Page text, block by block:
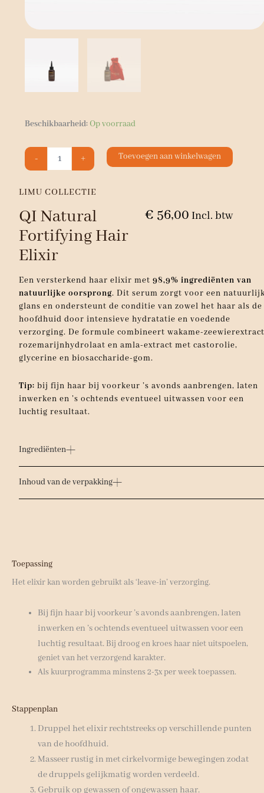
Beschikbaarheid: Op voorraad
-
QI
Fortifying
Hair
Elixir
+ Toevoegen aan winkelwagen
LIMU COLLECTIE
QI Natural
Fortifying Hair
Elixir
€ 56,00 Incl. btw
Een versterkend haar elixir met98,9% ingrediënten van
natuurlijke oorsprong. Dit serum zorgt voor een
glans en ondersteunt de conditie van zowel het haar als de
hoofdhuid door intensieve hydratatie en voedende
verzorging. De formule combineert wakame-
rozemarijnhydrolaat en amla-extract met castorolie,
glycerine en biosaccharide-gom.
Tip: bij fijn haar bij voorkeur ’s avonds aanbrengen, laten
inwerken en ’s ochtends eventueel uitwassen voor een
luchtig resultaat.
Ingrediënten
Inhoud van de verpakking
Toepassing
Het elixir kan worden gebruikt als ‘leave-in’ verzorging.
Bij fijn haar bij voorkeur ’s avonds aanbrengen, laten
inwerken en ’s ochtends eventueel uitwassen voor een
luchtig resultaat. Bij droog en kroes haar niet uitspoelen,
geniet van het verzorgend karakter.
Als kuurprogramma minstens 2-3x per week toepassen.
Stappenplan
Druppel het elixir rechtstreeks op verschillende punten
van de hoofdhuid.
Masseer rustig in met cirkelvormige bewegingen zodat
de druppels gelijkmatig worden verdeeld.
Gebruik op gewassen of ongewassen haar.